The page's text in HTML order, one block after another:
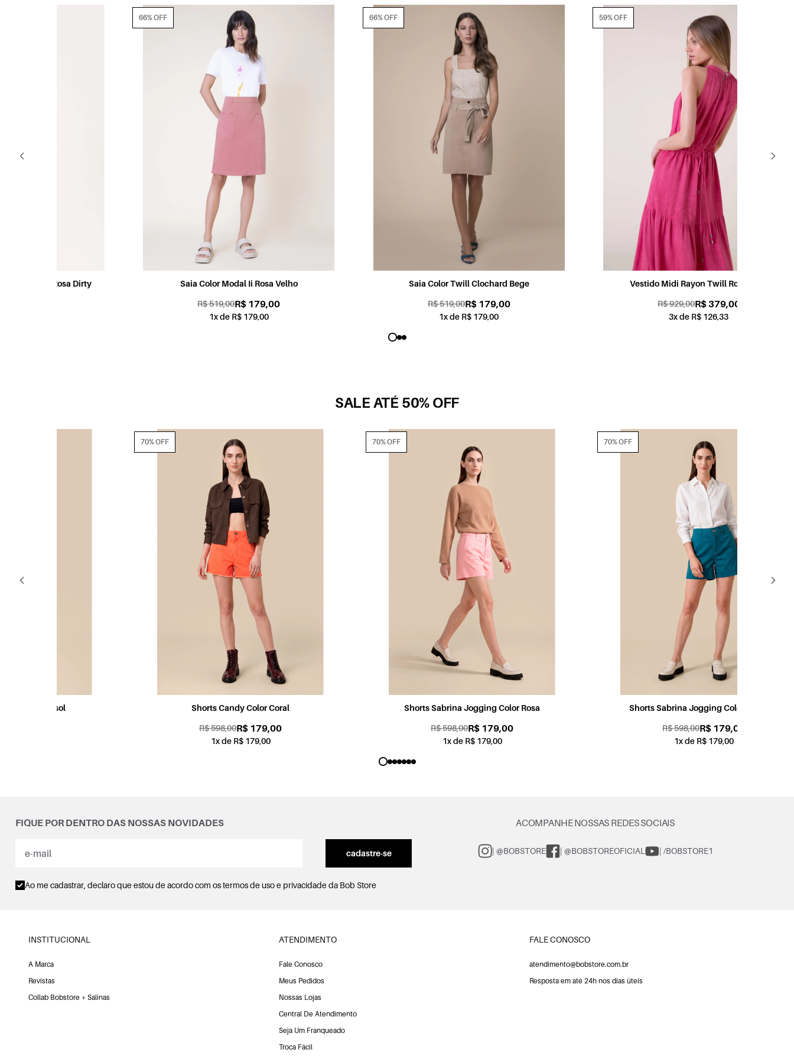
Saia Color Modal Ii Rosa Velho
R$ 179,00
Saia Color Twill Clochard Bege
R$ 179,00
Vestido Midi Rayon Twill Rosa Dirty
R$ 379,00
SALE ATÉ 50% OFF
Shorts Candy Color Coral
R$ 179,00
Shorts Sabrina Jogging Color Rosa
R$ 179,00
Shorts Sabrina Jogging Color Petróleo
R$ 179,00
FIQUE POR DENTRO DAS NOSSAS NOVIDADES
cadastre-se
Ao me cadastrar, declaro que estou de acordo com ostermos de uso e privacidadeda Bob Store
ACOMPANHE NOSSAS REDES SOCIAIS
| @BOBSTORE | @BOBSTOREOFICIAL | /BOBSTORE1
INSTITUCIONAL
A Marca
Revistas
Collab Bobstore + Salinas
ATENDIMENTO
Fale Conosco
Meus Pedidos
Nossas Lojas
Central De Atendimento
Seja Um Franqueado
Troca Fácil
FALE CONOSCO
atendimento@bobstore.com.br
Resposta em até 24h nos dias úteis